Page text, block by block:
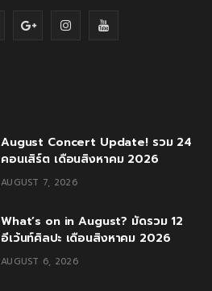
G
l
l
u
I
a
a
m
Y
u
August Concert Update! รวม 24
คอนเสิร์ต เดือนสิงหาคม 2026
AUGUST 7, 2026
What’s on in August? มัดรวม 12
อีเว้นท์ศิลปะ เดือนสิงหาคม 2026
AUGUST 6, 2026